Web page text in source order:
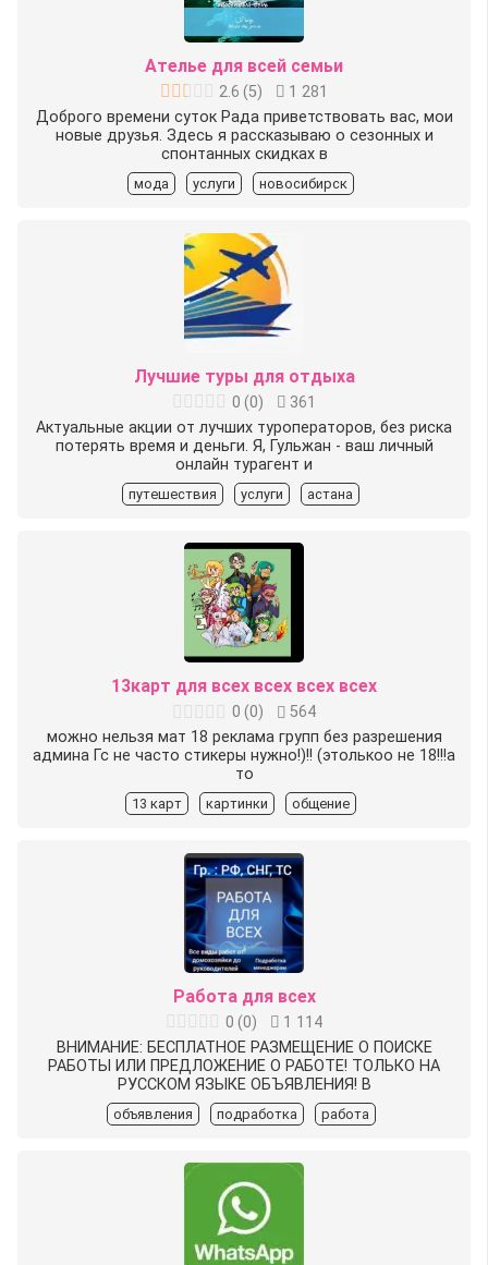
Ателье для всей семьи
2.6 (5)
1 281
Доброго времени суток Рада приветствовать вас, мои
новые друзья. Здесь я рассказываю о сезонных и
спонтанных скидках в
мода услуги новосибирск
Лучшие туры для отдыха
0 (0)
361
Актуальные акции от лучших туроператоров, без риска
потерять время и деньги. Я, Гульжан - ваш личный
онлайн турагент и
путешествия услуги астана
13карт для всех всех всех всех
0 (0)
564
можно ️нельзя мат 18 реклама групп без разрешения
админа️ Гс не часто стикеры нужно!)!! (этолькоо не 18!!!а
то
13 карт картинки общение
Работа для всех
0 (0)
1 114
️ВНИМАНИЕ: БЕСПЛАТНОЕ РАЗМЕЩЕНИЕ О ПОИСКЕ
РАБОТЫ ‍ИЛИ ПРЕДЛОЖЕНИЕ О РАБОТЕ‍! ТОЛЬКО НА
РУССКОМ ЯЗЫКЕ ОБЪЯВЛЕНИЯ! В
объявления подработка работа